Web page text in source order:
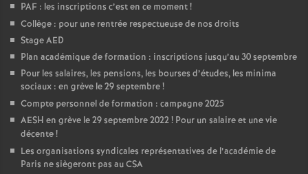
d
d
e
g
PAF : les inscriptions c’est en ce moment!
Collège : pour une rentrée respectueuse de nos droits
Stage AED
Plan académique de formation : inscriptions jusqu’au 30 septembre
Pour les salaires, les pensions, les bourses d’études, les minima
sociaux : en grève le 29 septembre!
Compte personnel de formation : campagne 2025
AESH en grève le 29 septembre 2022! Pour un salaire et une vie
décente!
Les organisations syndicales représentatives de l’académie de
Paris ne siègeront pas au CSA